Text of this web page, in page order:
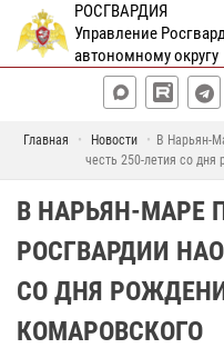
РОСГВАРДИЯ
Управление
автономному округу
Главная Новости
В Нарьян-
честь 250-летия со
В НАРЬЯН-МАРЕ
РОСГВАРДИИ
СО ДНЯ
КОМАРОВСКОГО